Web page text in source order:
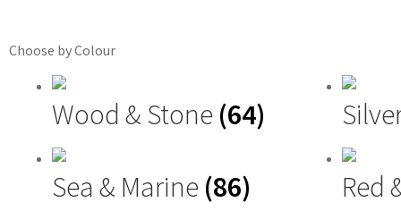
Choose by Colour
Wood & Stone (64)
Sea & Marine (86) Red